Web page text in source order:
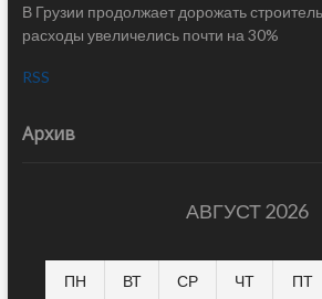
В Грузии продолжает дорожать
расходы увеличелись почти на 30%
RSS
Архив
АВГУСТ 2026
ПН ВТ СР ЧТ ПТ